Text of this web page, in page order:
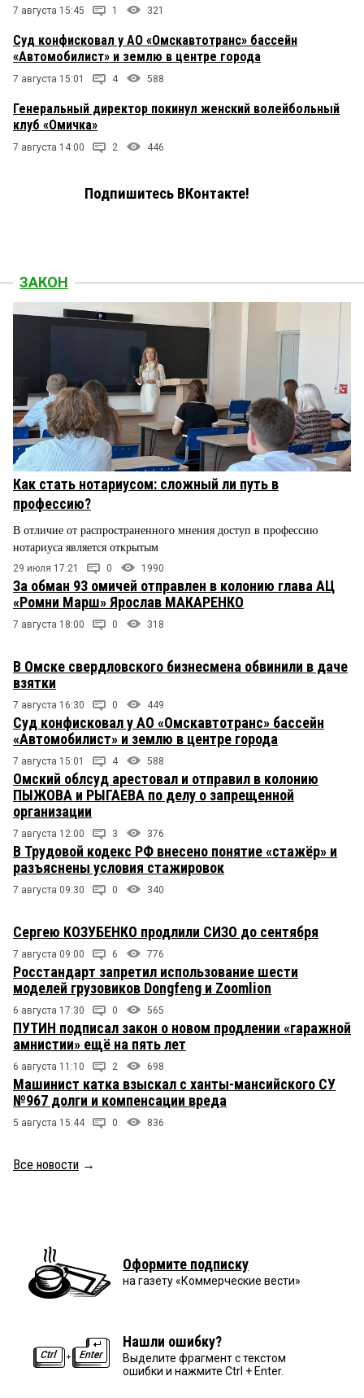
7 августа 15:45 1 321
Суд конфисковал у АО «Омскавтотранс» бассейн
«Автомобилист» и землю в центре города
7 августа 15:01 4 588
Генеральный директор покинул женский волейбольный
клуб «Омичка»
7 августа 14:00 2 446
Подпишитесь ВКонтакте!
ЗАКОН
Как стать нотариусом: сложный ли путь в
профессию?
В отличие от распространенного мнения доступ в профессию
нотариуса является открытым
29 июля 17:21 0 1990
За обман 93 омичей отправлен в колонию глава АЦ
«Ромни Марш» Ярослав МАКАРЕНКО
7 августа 18:00 0 318
В Омске свердловского бизнесмена обвинили в даче
взятки
7 августа 16:30 0 449
Суд конфисковал у АО «Омскавтотранс» бассейн
«Автомобилист» и землю в центре города
7 августа 15:01 4 588
Омский облсуд арестовал и отправил в колонию
ПЫЖОВА и РЫГАЕВА по делу о запрещенной
организации
7 августа 12:00 3 376
В Трудовой кодекс РФ внесено понятие «стажёр» и
разъяснены условия стажировок
7 августа 09:30 0 340
Сергею КОЗУБЕНКО продлили СИЗО до сентября
7 августа 09:00 6 776
Росстандарт запретил использование шести
моделей грузовиков Dongfeng и Zoomlion
6 августа 17:30 0 565
ПУТИН подписал закон о новом продлении «гаражной
амнистии» ещё на пять лет
6 августа 11:10 2 698
Машинист катка взыскал с ханты-мансийского СУ
№967 долги и компенсации вреда
5 августа 15:44 0 836
Все новости →
Оформите подписку
на газету «Коммерческие вести»
Нашли ошибку?
Выделите фрагмент с текстом
ошибки и нажмите Ctrl + Enter.